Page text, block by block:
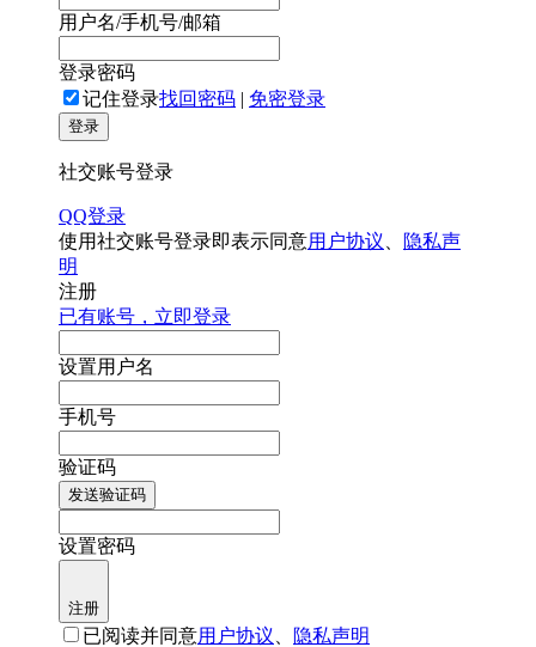
用户名/手机号/邮箱
登录密码
记住登录找回密码 | 免密登录
登录
社交账号登录
QQ登录
使用社交账号登录即表示同意用户协议
隐私声
明
注册
已有账号，立即登录
设置用户名
手机号
验证码
发送验证码
设置密码
注册
已阅读并同意用户协议
隐私声明